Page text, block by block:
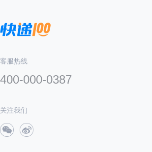
客服热线
400-000-0387
关注我们